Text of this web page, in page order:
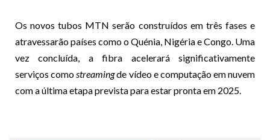
Os novos tubos MTN serão construídos em três fases e
atravessarão países como o Quénia, Nigéria e Congo. Uma
vez concluída, a fibra acelerará significativamente
serviços comostreamingde vídeo e computação em nuvem
com a última etapa prevista para estar pronta em 2025.